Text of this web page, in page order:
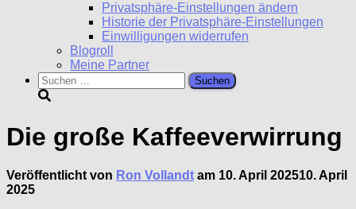
Privatsphäre-Einstellungen ändern
Historie der Privatsphäre-Einstellungen
Einwilligungen widerrufen
Blogroll
Meine Partner
Suchen
nach:
Die große Kaffeeverwirrung
Veröffentlicht von Ron Vollandt am 10. April 202510. April
2025